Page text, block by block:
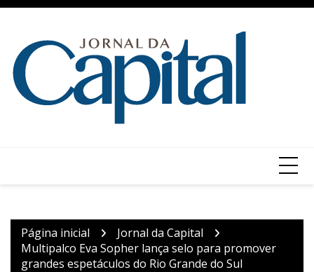
Ir
conteúdo
Página inicial
Jornal da Capital
Multipalco Eva Sopher lança selo para promover
grandes espetáculos do Rio Grande do Sul